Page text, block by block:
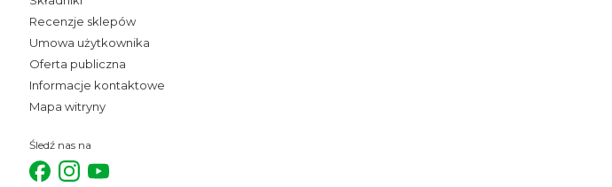
Recenzje sklepów
Umowa użytkownika
Oferta publiczna
Informacje kontaktowe
Mapa witryny
Śledź nas na